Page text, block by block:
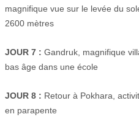
magnifique vue sur le levée du
2600 mètres
JOUR 7 : Gandruk, magnifique
bas âge dans une école
JOUR 8 : Retour à Pokhara,
en parapente